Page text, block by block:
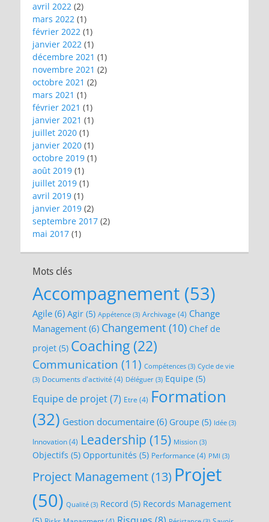
avril 2022 (2)
mars 2022 (1)
février 2022 (1)
janvier 2022 (1)
décembre 2021 (1)
novembre 2021 (2)
octobre 2021 (2)
mars 2021 (1)
février 2021 (1)
janvier 2021 (1)
juillet 2020 (1)
janvier 2020 (1)
octobre 2019 (1)
août 2019 (1)
juillet 2019 (1)
avril 2019 (1)
janvier 2019 (2)
septembre 2017 (2)
mai 2017 (1)
Mots clés
Accompagnement (53)
Agile (6) Agir (5) Appétence (3) Archivage (4) Change
Management (6) Changement (10) Chef de
projet (5) Coaching (22)
Communication (11) Compétences (3) Cycle de vie
(3) Documents d'activité (4) Déléguer (3) Equipe (5)
Equipe de projet(7) Etre (4) Formation
(32) Gestion documentaire (6) Groupe (5) Idée (3)
Innovation(4) Leadership (15) Mission (3)
Objectifs (5) Opportunités (5) Performance (4) PMI (3)
Project Management(13) Projet
(50) Qualité (3) Record (5) Records Management